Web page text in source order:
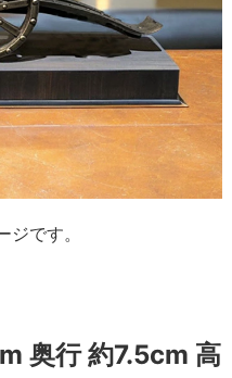
ジです。
奥行 約7.5cm 高